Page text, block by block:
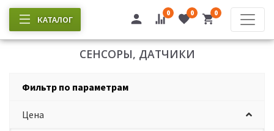
КАТАЛОГ
0 0 0
СЕНСОРЫ, ДАТЧИКИ
Фильтр по параметрам
Цена